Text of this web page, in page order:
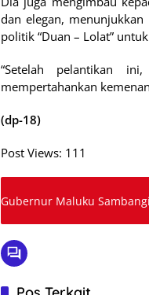
dan elegan,
politik “Duan – Lolat”
“Setelah pelantikan
mempertahankan
(dp-18)
Post Views: 111
Gubernur Maluku